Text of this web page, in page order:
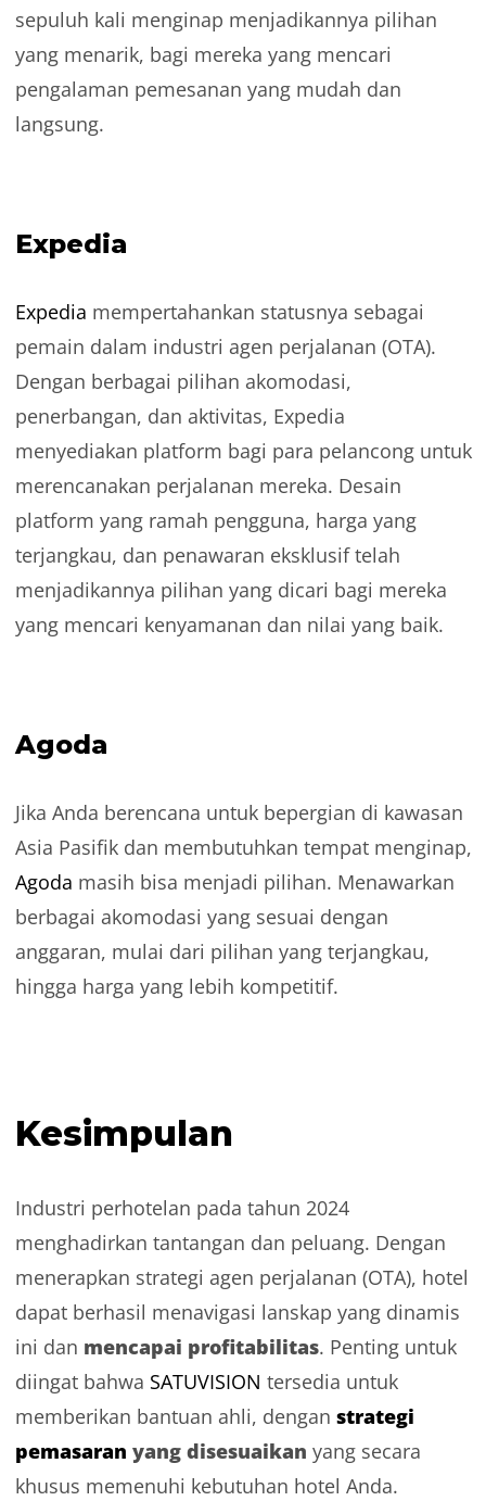
sepuluh kali menginap menjadikannya pilihan
yang menarik, bagi mereka yang mencari
pengalaman pemesanan yang mudah dan
langsung.
Expedia
Expedia mempertahankan statusnya sebagai
pemain dalam industri agen perjalanan (OTA).
Dengan berbagai pilihan akomodasi,
penerbangan, dan aktivitas, Expedia
menyediakan platform bagi para pelancong untuk
merencanakan perjalanan mereka. Desain
platform yang ramah pengguna, harga yang
terjangkau, dan penawaran eksklusif telah
menjadikannya pilihan yang dicari bagi mereka
yang mencari kenyamanan dan nilai yang baik.
Agoda
Jika Anda berencana untuk bepergian di kawasan
Asia Pasifik dan membutuhkan tempat menginap,
Agoda masih bisa menjadi pilihan. Menawarkan
berbagai akomodasi yang sesuai dengan
anggaran, mulai dari pilihan yang terjangkau,
hingga harga yang lebih kompetitif.
Kesimpulan
Industri perhotelan pada tahun 2024
menghadirkan tantangan dan peluang. Dengan
menerapkan strategi agen perjalanan (OTA), hotel
dapat berhasil menavigasi lanskap yang dinamis
ini dan mencapai profitabilitas. Penting untuk
diingat bahwa SATUVISION tersedia untuk
memberikan bantuan ahli, dengan strategi
pemasaran yang disesuaikan yang secara
khusus memenuhi kebutuhan hotel Anda.